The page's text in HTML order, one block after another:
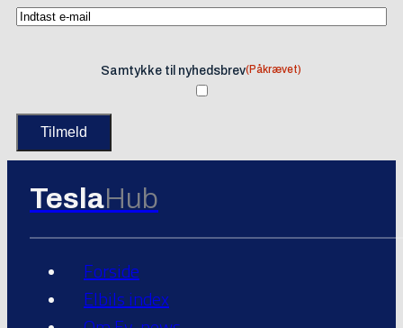
Samtykke til nyhedsbrev(Påkrævet)
TeslaHub
Forside
Elbils index